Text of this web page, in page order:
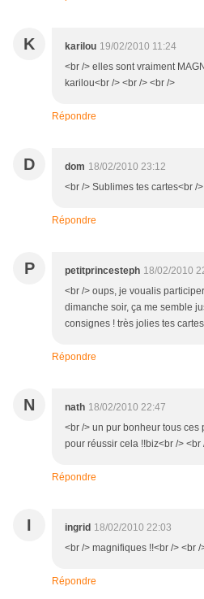
K karilou 19/02/2010 11:24
<br /> elles sont vraiment
karilou<br /> <br /> <br />
Répondre
D dom 18/02/2010 23:12
<br /> Sublimes tes cartes<br /
Répondre
P petitprincesteph 18/02/2010
<br /> oups, je voualis
dimanche soir, ça me semble
consignes ! très jolies tes
Répondre
N nath 18/02/2010 22:47
<br /> un pur bonheur tous ces
pour réussir cela !!biz<br /> <br
Répondre
I ingrid 18/02/2010 22:03
<br /> magnifiques !!<br /> <br /
Répondre